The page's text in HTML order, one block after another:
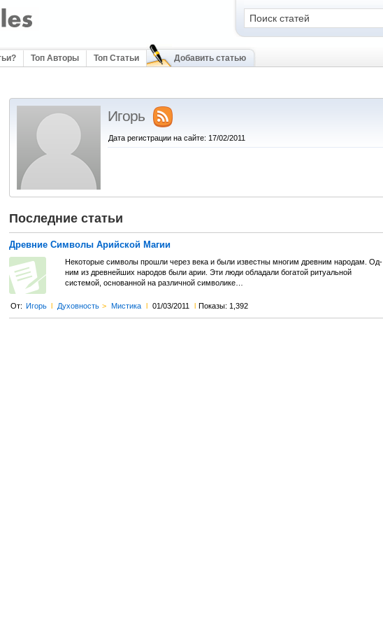
Топ Авторы Топ Статьи Добавить статью
Игорь
Дата регистрации на сайте: 17/02/2011
Последние статьи
Древние Символы Арийской Магии
Некоторые символы прошли через века и были известны многим древним народам. Од-
ним из древнейших народов были арии. Эти люди обладали богатой ритуальной
системой, основанной на различной символике…
От: Игорь l Духовность > Мистика l 01/03/2011 l Показы: 1,392